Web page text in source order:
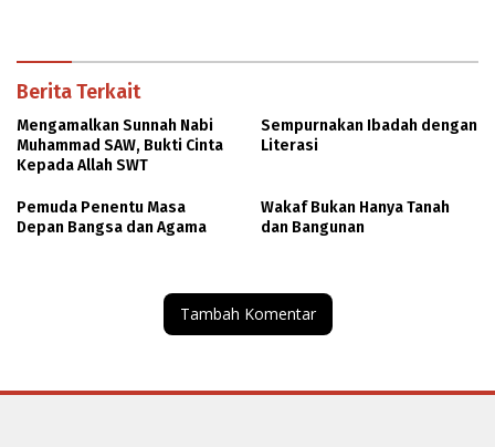
Berita Terkait
Mengamalkan Sunnah Nabi
Muhammad SAW, Bukti Cinta
Kepada Allah SWT
Sempurnakan Ibadah dengan
Literasi
Pemuda Penentu Masa
Depan Bangsa dan Agama
Wakaf Bukan Hanya Tanah
dan Bangunan
Tambah Komentar